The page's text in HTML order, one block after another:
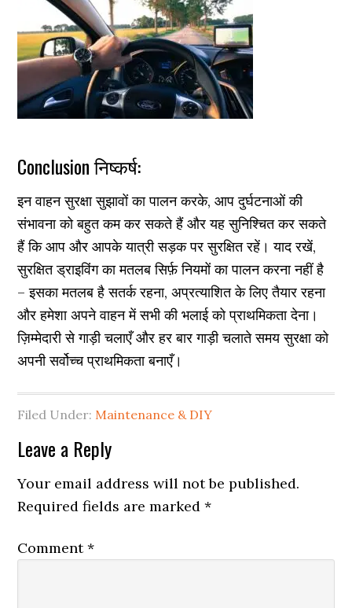
Conclusion निष्कर्ष:
इन वाहन सुरक्षा सुझावों का पालन करके, आप दुर्घटनाओं की
संभावना को बहुत कम कर सकते हैं और यह सुनिश्चित कर सकते
हैं कि आप और आपके यात्री सड़क पर सुरक्षित रहें। याद रखें,
सुरक्षित ड्राइविंग का मतलब सिर्फ़ नियमों का पालन करना नहीं है
– इसका मतलब है सतर्क रहना, अप्रत्याशित के लिए तैयार रहना
और हमेशा अपने वाहन में सभी की भलाई को प्राथमिकता देना।
ज़िम्मेदारी से गाड़ी चलाएँ और हर बार गाड़ी चलाते समय सुरक्षा को
अपनी सर्वोच्च प्राथमिकता बनाएँ।
Filed Under: Maintenance & DIY
Reader
Interactions
Leave a Reply
Your email address will not be published.
Required fields are marked*
Comment*